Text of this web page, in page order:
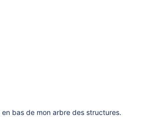
bas de mon arbre des structures.